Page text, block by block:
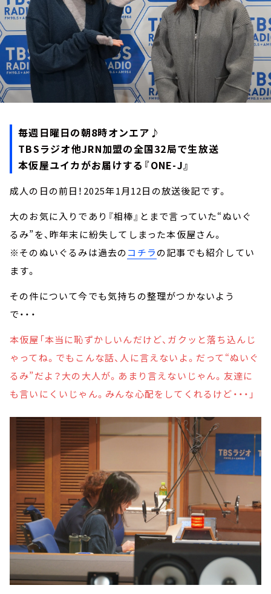
毎週日曜日の朝8時オンエア♪
TBSラジオ他JRN加盟の全国32局で生放送
本仮屋ユイカがお届けする『ONE-J』
成人の日の前日！2025年1月12日の放送後記です。
大のお気に入りであり『相棒』とまで言っていた“ぬいぐ
るみ”を、昨年末に紛失してしまった本仮屋さん。
※そのぬいぐるみは過去のコチラの記事でも紹介してい
ます。
その件について今でも気持ちの整理がつかないよう
で・・・
本仮屋「本当に恥ずかしいんだけど、ガクッと落ち込んじ
ゃってね。でもこんな話、人に言えないよ。だって“ぬいぐ
るみ”だよ？大の大人が。あまり言えないじゃん。友達に
も言いにくいじゃん。みんな心配をしてくれるけど・・・」